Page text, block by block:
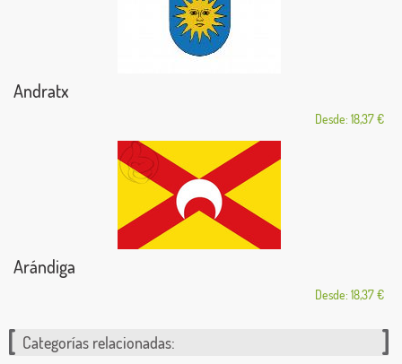
Andratx
Desde: 18,37 €
Arándiga
Desde: 18,37 €
Categorías relacionadas: